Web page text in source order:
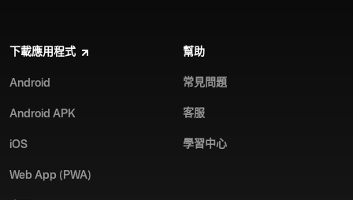
下載應用程式
Android
Android APK
iOS
Web App (PWA)
幫助
常見問題
客服
學習中心